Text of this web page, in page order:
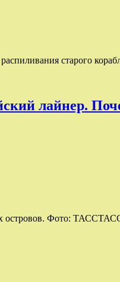
старого
лайнер.
островов. Фото: